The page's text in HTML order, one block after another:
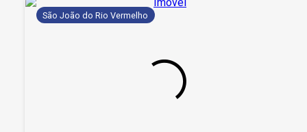
São João do Rio Vermelho